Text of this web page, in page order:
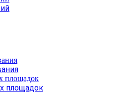
площадок